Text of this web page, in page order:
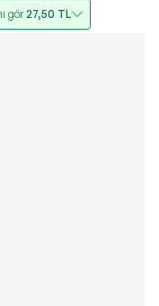
gör27,50 TL